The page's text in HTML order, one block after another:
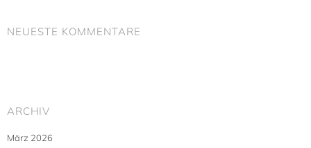
NEUESTE KOMMENTARE
ARCHIV
März 2026